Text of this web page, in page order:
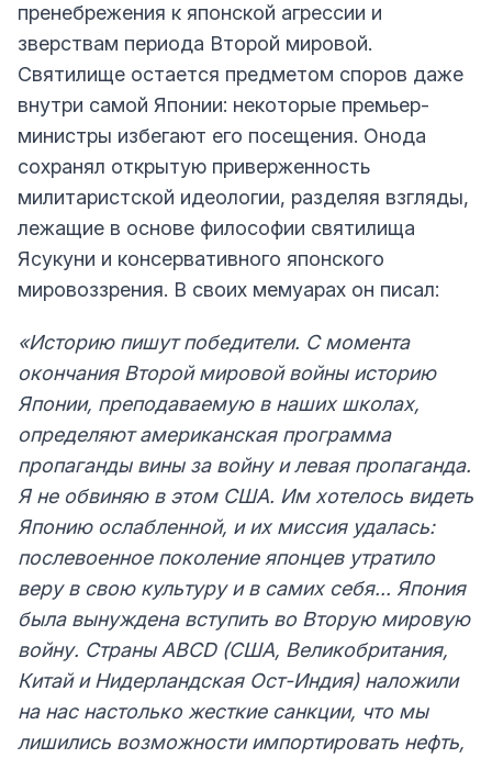
пренебрежения к японской агрессии и
зверствам периода Второй мировой.
Святилище остается предметом споров даже
внутри самой Японии: некоторые премьер-
министры избегают его посещения. Онода
сохранял открытую приверженность
милитаристской идеологии, разделяя взгляды,
лежащие в основе философии святилища
Ясукуни и консервативного японского
мировоззрения. В своих мемуарах он писал:
«Историю пишут победители. С момента
окончания Второй мировой войны историю
Японии, преподаваемую в наших школах,
определяют американская программа
пропаганды вины за войну и левая пропаганда.
Я не обвиняю в этом США. Им хотелось видеть
Японию ослабленной, и их миссия удалась:
послевоенное поколение японцев утратило
веру в свою культуру и в самих себя... Япония
была вынуждена вступить во Вторую мировую
войну. Страны ABCD (США, Великобритания,
Китай и Нидерландская Ост-Индия) наложили
на нас настолько жесткие санкции, что мы
лишились возможности импортировать нефть,